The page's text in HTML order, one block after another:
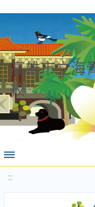
高雄市立海
校
:::